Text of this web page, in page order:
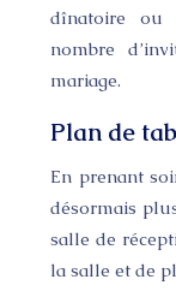
dînatoire ou
nombre
mariage.
Plan de
En prenant
désormais
salle de
la salle et de